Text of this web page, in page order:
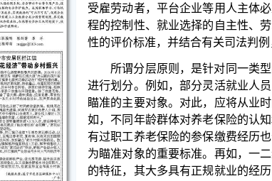
所谓分层原则，是针对同一类型的灵活就业人员
进行划分。例如，部分灵活就业人员当前的职业具有
瞄准的主要对象。对此，应将从业时间、收入来源的
如，不同年龄群体对养老保险的认知和重视程度不同
有过职工养老保险的参保缴费经历也会有所影响。因
为瞄准对象的重要标准。再如，一二线城市的新业态
的特征，其大多具有正规就业的经历，留在城市长期
职工社会保险制度中。
所谓循序渐进原则，是按照轻重缓急的顺序，制
进改革。仍以新就业形态劳动者参加社会保险为例，
力点，在中期要探索建立多用工主体的责任分担机制